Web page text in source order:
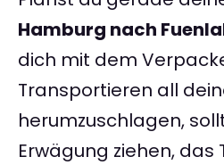
Hamburg nach
dich mit dem
Transportieren all
herumzuschlagen,
Erwägung ziehen, das